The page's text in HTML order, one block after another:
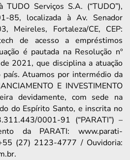
Serviços S.A. (“TUDO”),
85, localizada à Av. Senador
Meireles, Fortaleza/CE, CEP:
de acesso a empréstimos
é pautada na Resolução nº
2021, que disciplina a atuação
Atuamos por intermédio da
E INVESTIMENTO
devidamente, com sede na
do Espírito Santo, e inscrita no
0001-91 (“PARATI”) –
da PARATI: www.parati-
(27) 2123-4777 / Ouvidoria: